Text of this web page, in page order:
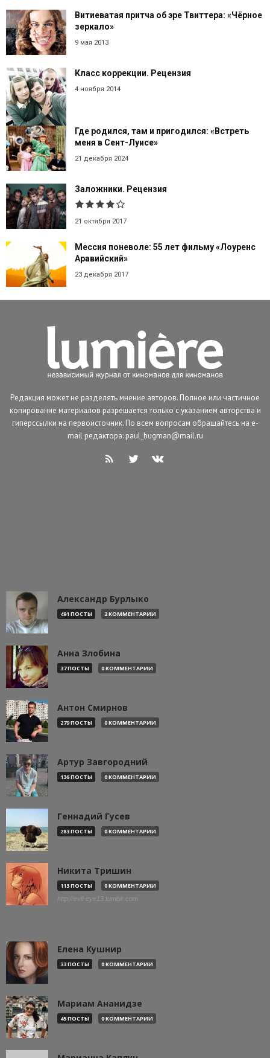
Витиеватая притча об эре Твиттера: «Чёрное
зеркало»
9 мая 2013
Класс коррекции. Рецензия
4 ноября 2014
Где родился, там и пригодился: «Встреть
меня в Сент-Луисе»
21 декабря 2024
Заложники. Рецензия
21 октября 2017
Мессия поневоле: 55 лет фильму «Лоуренс
Аравийский»
23 декабря 2017
Редакция может не разделять мнение авторов. Полное или частичное
копирование материалов разрешается только с указанием авторства и
гиперссылки на первоисточник. По всем вопросам обращайтесь на e-
mail редактора: paul_bugman@mail.ru
Александр Бурлыко
491 ПОСТЫ 2 КОММЕНТАРИИ
Анна Злобина
37 ПОСТЫ 0 КОММЕНТАРИИ
Антон Смирнов
279 ПОСТЫ 0 КОММЕНТАРИИ
Артур Завгородний
136 ПОСТЫ 0 КОММЕНТАРИИ
Геннадий Гусев
283 ПОСТЫ 0 КОММЕНТАРИИ
Никита Тришин
113 ПОСТЫ 0 КОММЕНТАРИИ
http://evil-eye13.tumblr.com
Елена Кушнир
33 ПОСТЫ 0 КОММЕНТАРИИ
Мариам Ананидзе
45 ПОСТЫ 0 КОММЕНТАРИИ